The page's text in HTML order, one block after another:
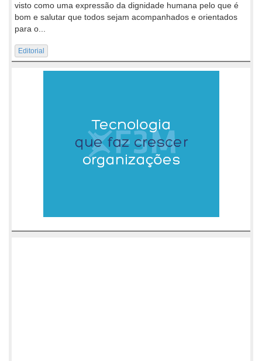
visto como uma expressão da dignidade humana pelo que é
bom e salutar que todos sejam acompanhados e orientados
para o...
Editorial